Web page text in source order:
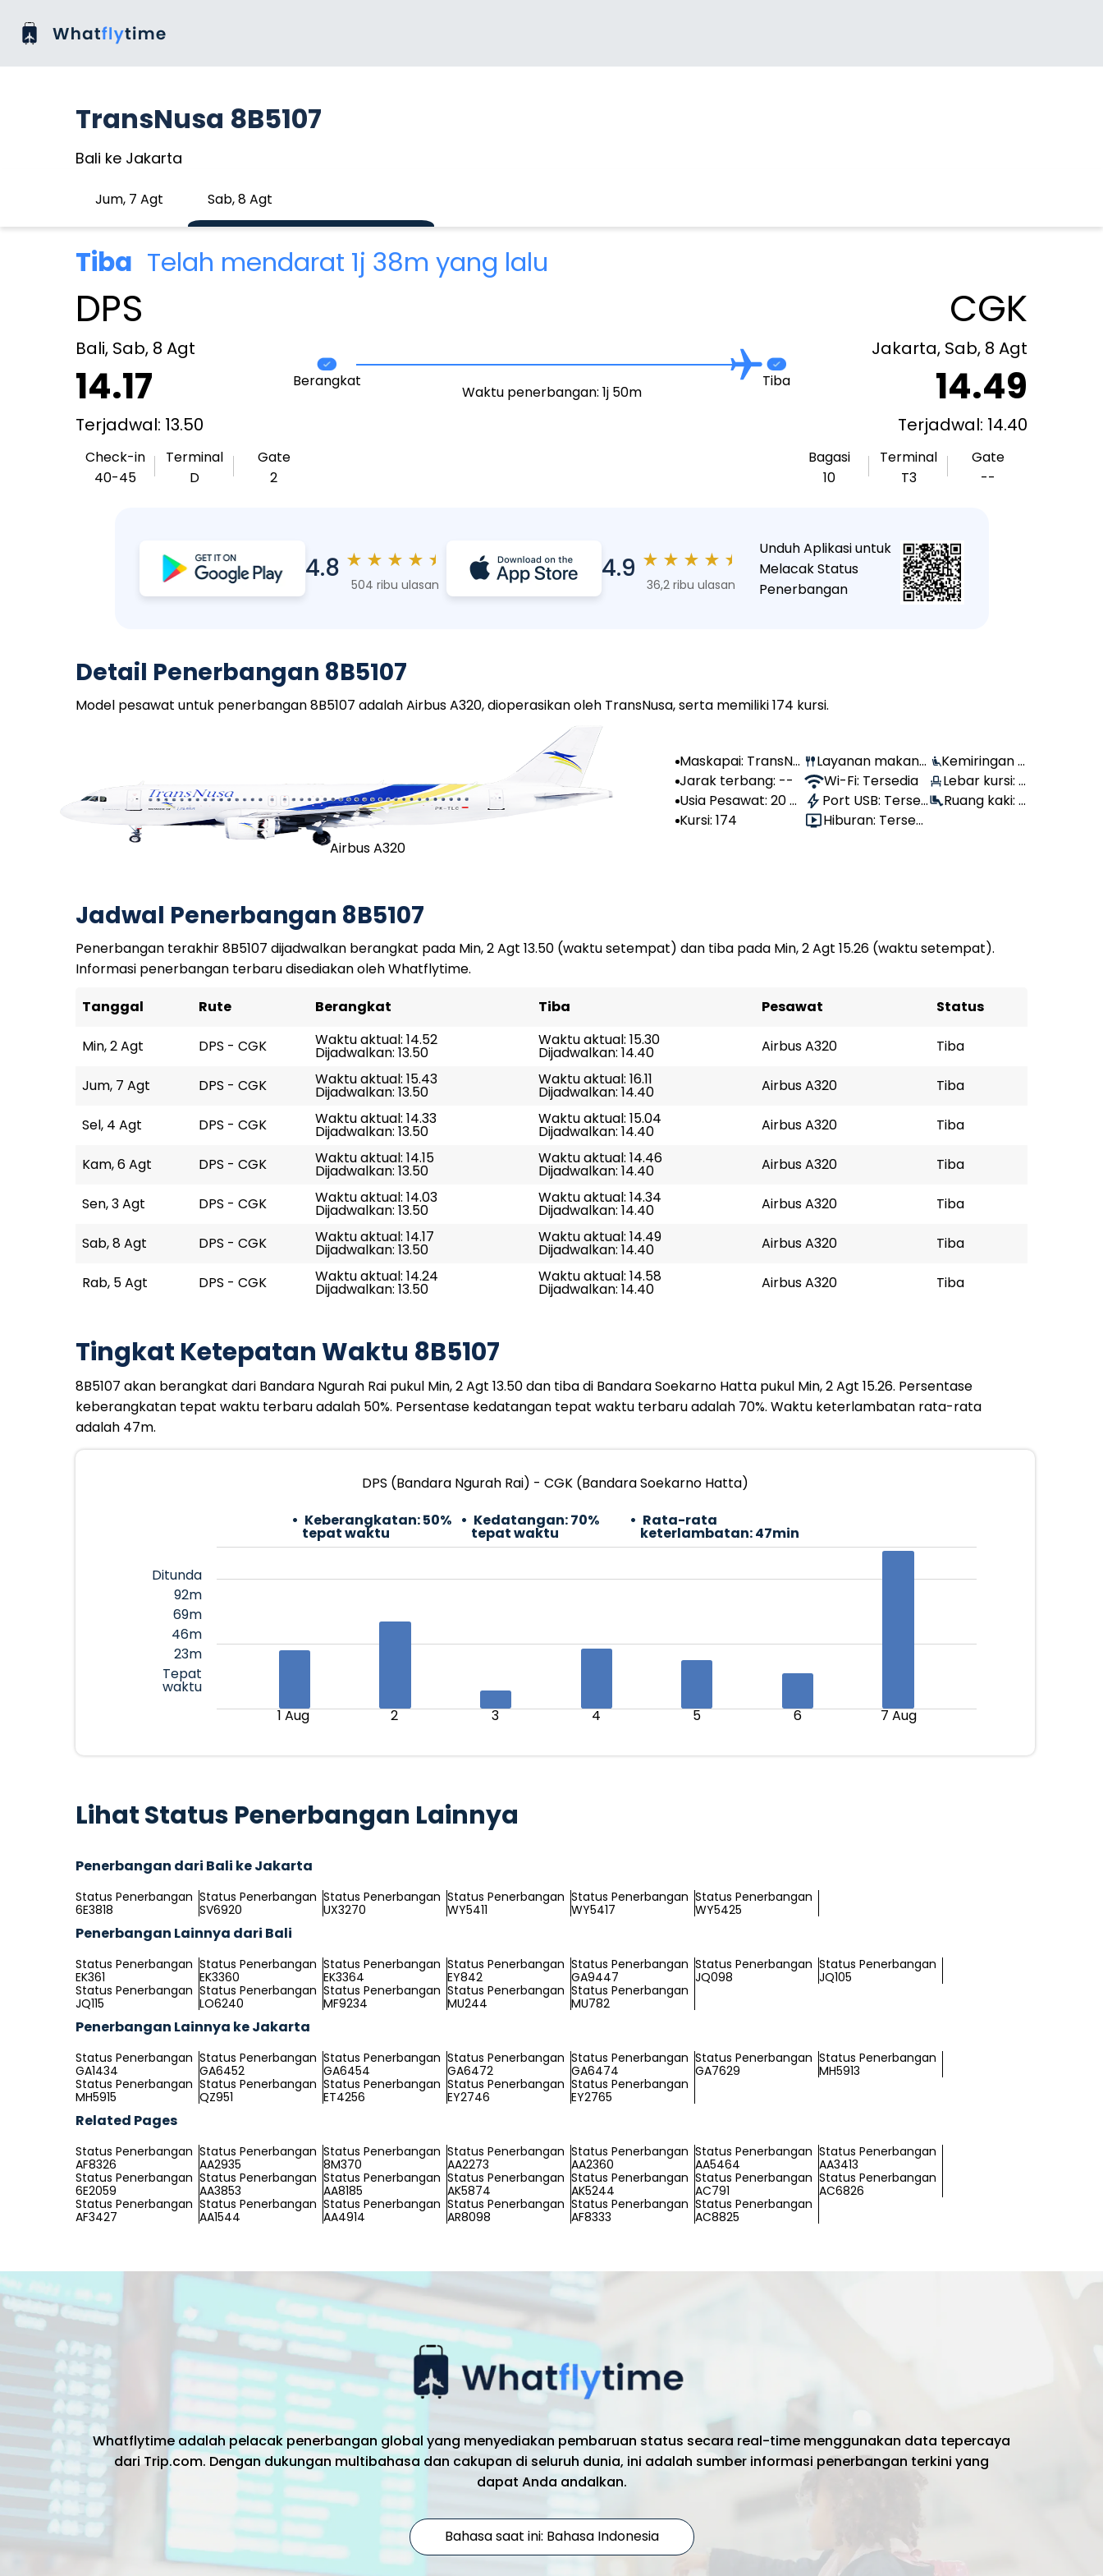
TransNusa 8B5107
Bali ke Jakarta
Jum, 7 Agt Sab, 8 Agt
Tiba Telah mendarat 1j 38m yang lalu
DPS
Bali, Sab, 8 Agt
14.17
Terjadwal: 13.50
Check-in
40-45
Terminal
D
Gate
2
Berangkat
Waktu penerbangan: 1j 50m
Tiba
CGK
Jakarta, Sab, 8 Agt
14.49
Terjadwal: 14.40
Bagasi
10
Terminal
T3
Gate
--
4.8 ★ ★ ★ ★ ★
504 ribu ulasan
4.9 ★ ★ ★ ★ ★
36,2 ribu ulasan
Unduh Aplikasi untuk
Melacak Status
Penerbangan
Detail Penerbangan 8B5107
Model pesawat untuk penerbangan 8B5107 adalah Airbus A320, dioperasikan oleh TransNusa, serta memiliki 174 kursi.
Airbus A320
Maskapai: TransNu
sa
Jarak terbang: --
Usia Pesawat: 20 T
ahun, 7 Bulan
Kursi: 174
Layanan makana
n: Tersedia
Wi-Fi: Tersedia
Port USB: Tersed
ia
Hiburan: Tersedi
Kemiringan k
ursi: 100°
Lebar kursi:
46 cm
Ruang kaki: 7
Jadwal Penerbangan 8B5107
Penerbangan terakhir 8B5107 dijadwalkan berangkat pada Min, 2 Agt 13.50 (waktu setempat) dan tiba pada Min, 2 Agt 15.26 (waktu setempat).
Informasi penerbangan terbaru disediakan oleh Whatflytime.
Tanggal
Rute Berangkat Tiba Pesawat Status
Min, 2 Agt DPS - CGK Waktu aktual: 14.52
Dijadwalkan: 13.50
Waktu aktual: 15.30
Dijadwalkan: 14.40 Airbus A320 Tiba
Jum, 7 Agt DPS - CGK Waktu aktual: 15.43
Dijadwalkan: 13.50
Waktu aktual: 16.11
Dijadwalkan: 14.40 Airbus A320 Tiba
Sel, 4 Agt DPS - CGK Waktu aktual: 14.33
Dijadwalkan: 13.50
Waktu aktual: 15.04
Dijadwalkan: 14.40 Airbus A320 Tiba
Kam, 6 Agt DPS - CGK Waktu aktual: 14.15
Dijadwalkan: 13.50
Waktu aktual: 14.46
Dijadwalkan: 14.40 Airbus A320 Tiba
Sen, 3 Agt DPS - CGK Waktu aktual: 14.03
Dijadwalkan: 13.50
Waktu aktual: 14.34
Dijadwalkan: 14.40 Airbus A320 Tiba
Sab, 8 Agt DPS - CGK Waktu aktual: 14.17
Dijadwalkan: 13.50
Waktu aktual: 14.49
Dijadwalkan: 14.40 Airbus A320 Tiba
Rab, 5 Agt DPS - CGK Waktu aktual: 14.24
Dijadwalkan: 13.50
Waktu aktual: 14.58
Dijadwalkan: 14.40 Airbus A320 Tiba
Tingkat Ketepatan Waktu 8B5107
8B5107 akan berangkat dari Bandara Ngurah Rai pukul Min, 2 Agt 13.50 dan tiba di Bandara Soekarno Hatta pukul Min, 2 Agt 15.26. Persentase
keberangkatan tepat waktu terbaru adalah 50%. Persentase kedatangan tepat waktu terbaru adalah 70%. Waktu keterlambatan rata-rata
adalah 47m.
DPS (Bandara Ngurah Rai) - CGK (Bandara Soekarno Hatta)
Keberangkatan:50%
tepat waktu
Kedatangan:70%
tepat waktu
Rata-rata
keterlambatan:47min
Ditunda
92m
69m
46m
23m
Tepat
waktu
1 Aug
2 3 4 5 6 7 Aug
Lihat Status Penerbangan Lainnya
Penerbangan dari Bali ke Jakarta
Status Penerbangan
6E3818
Status Penerbangan
SV6920
Status Penerbangan
UX3270
Status Penerbangan
WY5411
Status Penerbangan
WY5417
Status Penerbangan
WY5425
Penerbangan Lainnya dari Bali
Status Penerbangan
EK361
Status Penerbangan
EK3360
Status Penerbangan
EK3364
Status Penerbangan
EY842
Status Penerbangan
GA9447
Status Penerbangan
JQ098
Status Penerbangan
JQ105
Status Penerbangan
JQ115
Status Penerbangan
LO6240
Status Penerbangan
MF9234
Status Penerbangan
MU244
Status Penerbangan
MU782
Penerbangan Lainnya ke Jakarta
Status Penerbangan
GA1434
Status Penerbangan
GA6452
Status Penerbangan
GA6454
Status Penerbangan
GA6472
Status Penerbangan
GA6474
Status Penerbangan
GA7629
Status Penerbangan
MH5913
Status Penerbangan
MH5915
Status Penerbangan
QZ951
Status Penerbangan
ET4256
Status Penerbangan
EY2746
Status Penerbangan
EY2765
Related Pages
Status Penerbangan
AF8326
Status Penerbangan
AA2935
Status Penerbangan
8M370
Status Penerbangan
AA2273
Status Penerbangan
AA2360
Status Penerbangan
AA5464
Status Penerbangan
AA3413
Status Penerbangan
6E2059
Status Penerbangan
AA3853
Status Penerbangan
AA8185
Status Penerbangan
AK5874
Status Penerbangan
AK5244
Status Penerbangan
AC791
Status Penerbangan
AC6826
Status Penerbangan
AF3427
Status Penerbangan
AA1544
Status Penerbangan
AA4914
Status Penerbangan
AR8098
Status Penerbangan
AF8333
Status Penerbangan
AC8825
Whatflytime adalah pelacak penerbangan global yang menyediakan pembaruan status secara real-time menggunakan data tepercaya
dari Trip.com. Dengan dukungan multibahasa dan cakupan di seluruh dunia, ini adalah sumber informasi penerbangan terkini yang
dapat Anda andalkan.
Bahasa saat ini: Bahasa Indonesia